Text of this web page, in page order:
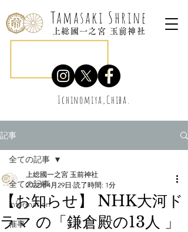
Tamasaki Shrine
上総國一之宮 玉前神社
Ichinomiya,Chiba.
記事
全ての記事
information
催事
全ての記事
【お知らせ】 NHK大河ド
ラマ の「鎌倉殿の13人 」
上総國一之宮 玉前神社
2022年4月29日 読了時間: 1分